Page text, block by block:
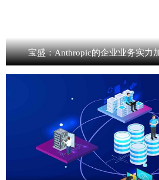
宝盛：Anthropic的企业业务实力